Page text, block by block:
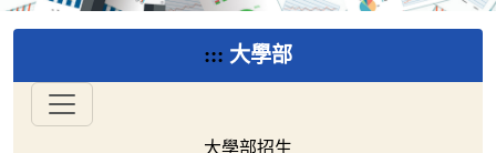
::: 大學部
大學部招生